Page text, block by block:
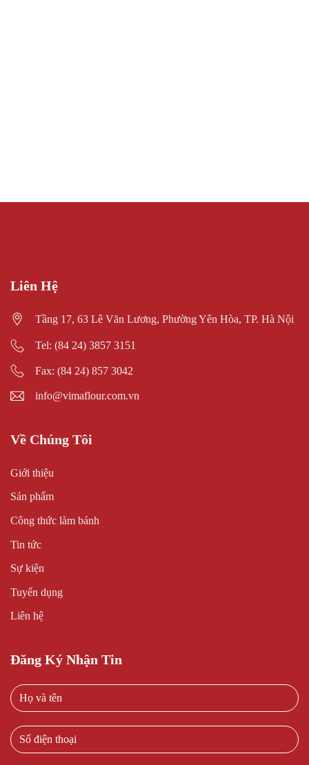
Liên Hệ
Tầng 17, 63 Lê Văn Lương, Phường Yên Hòa, TP. Hà Nội
Tel: (84 24) 3857 3151
Fax: (84 24) 857 3042
info@vimaflour.com.vn
Về Chúng Tôi
Giới thiệu
Sản phẩm
Công thức làm bánh
Tin tức
Sự kiện
Tuyển dụng
Liên hệ
Đăng Ký Nhận Tin